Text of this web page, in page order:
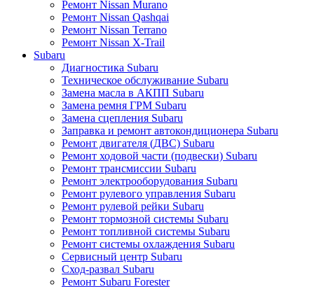
Ремонт Nissan Murano
Ремонт Nissan Qashqai
Ремонт Nissan Terrano
Ремонт Nissan X-Trail
Subaru
Диагностика Subaru
Техническое обслуживание Subaru
Замена масла в АКПП Subaru
Замена ремня ГРМ Subaru
Замена сцепления Subaru
Заправка и ремонт автокондиционера Subaru
Ремонт двигателя (ДВС) Subaru
Ремонт ходовой части (подвески) Subaru
Ремонт трансмиссии Subaru
Ремонт электрооборудования Subaru
Ремонт рулевого управления Subaru
Ремонт рулевой рейки Subaru
Ремонт тормозной системы Subaru
Ремонт топливной системы Subaru
Ремонт системы охлаждения Subaru
Сервисный центр Subaru
Сход-развал Subaru
Ремонт Subaru Forester